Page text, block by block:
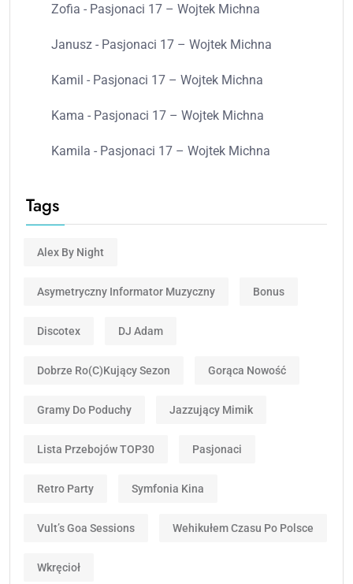
Zofia - Pasjonaci 17 – Wojtek Michna
Janusz - Pasjonaci 17 – Wojtek Michna
Kamil - Pasjonaci 17 – Wojtek Michna
Kama - Pasjonaci 17 – Wojtek Michna
Kamila - Pasjonaci 17 – Wojtek Michna
Tags
Alex By Night
Asymetryczny Informator Muzyczny Bonus
Discotex DJ Adam
Dobrze Ro(c)kujący Sezon Gorąca Nowość
Gramy Do Poduchy Jazzujący Mimik
Lista Przebojów TOP30 Pasjonaci
Retro Party Symfonia Kina
Vult’s Goa Sessions Wehikułem Czasu Po Polsce
Wkręcioł